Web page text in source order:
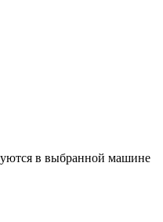
в выбранной машине